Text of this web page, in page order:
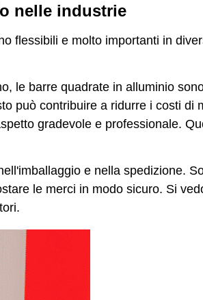
nelle industrie
flessibili e molto importanti in
le barre quadrate in alluminio
può contribuire a ridurre i costi di
gradevole e professionale.
e nella spedizione.
le merci in modo sicuro. Si